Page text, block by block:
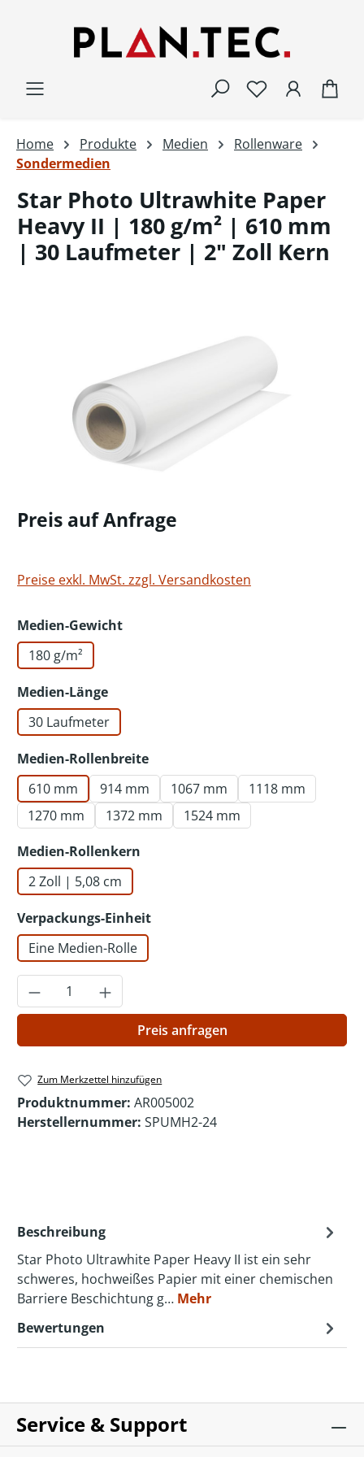
Home Produkte Medien
Rollenware
Sondermedien
Star Photo Ultrawhite Paper
Heavy II | 180 g/m² | 610 mm
| 30 Laufmeter | 2" Zoll Kern
Preis auf Anfrage
Preise exkl. MwSt. zzgl. Versandkosten
Medien-Gewichtauswählen
180 g/m²
Medien-Längeauswählen
30 Laufmeter
Medien-Rollenbreiteauswählen
610 mm
914 mm 1067 mm
1118 mm
1270 mm
1372 mm
1524 mm
Medien-Rollenkern
2 Zoll | 5,08 cm
Verpackungs-Einheitauswählen
Eine Medien-Rolle
Produkt Anzahl: Gib den gewünschten
Preis anfragen
Zum Merkzettel hinzufügen
Produktnummer: AR005002
Herstellernummer: SPUMH2-24
Beschreibung
Star Photo Ultrawhite Paper Heavy II ist ein sehr
schweres, hochweißes Papier mit einer chemischen
Barriere Beschichtung g… Mehr
Bewertungen
Service & Support